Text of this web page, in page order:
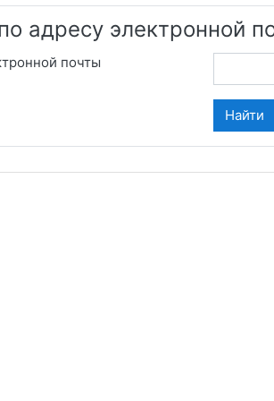
адресу электронной
почты